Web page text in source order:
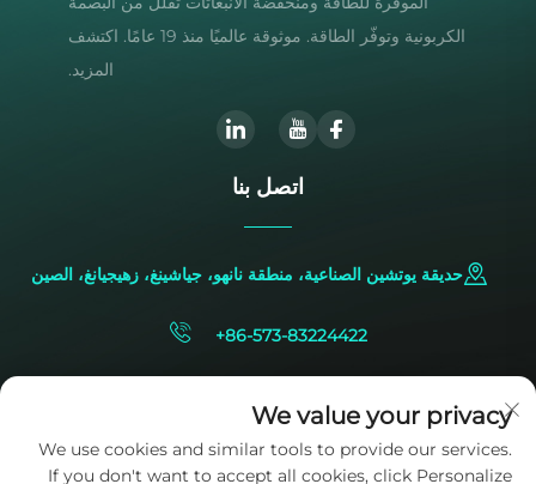
الكربونية وتوفّر الطاقة. موثوقة عالميًا منذ 19 عامًا. اكتشف
المزيد.
اتصل بنا
حديقة يوتشين الصناعية، منطقة نانهو، جياشينغ، زهيجيانغ، الصين
+86-573-83224422
We value your privacy
We use cookies and similar tools to provide our services.
If you don't want to accept all cookies, click Personalize